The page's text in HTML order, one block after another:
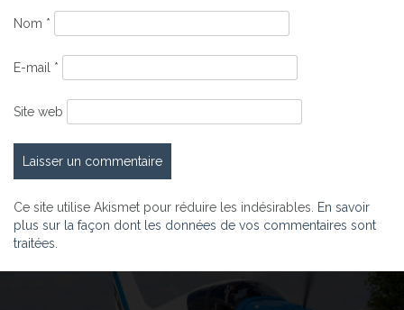
Nom *
E-mail *
Site web
Ce site utilise Akismet pour réduire les indésirables. En savoir
plus sur la façon dont les données de vos commentaires sont
traitées